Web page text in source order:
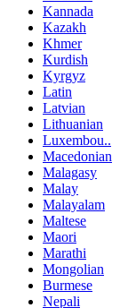
Kannada
Kazakh
Khmer
Kurdish
Kyrgyz
Latin
Latvian
Lithuanian
Luxembou..
Macedonian
Malagasy
Malay
Malayalam
Maltese
Maori
Marathi
Mongolian
Burmese
Nepali